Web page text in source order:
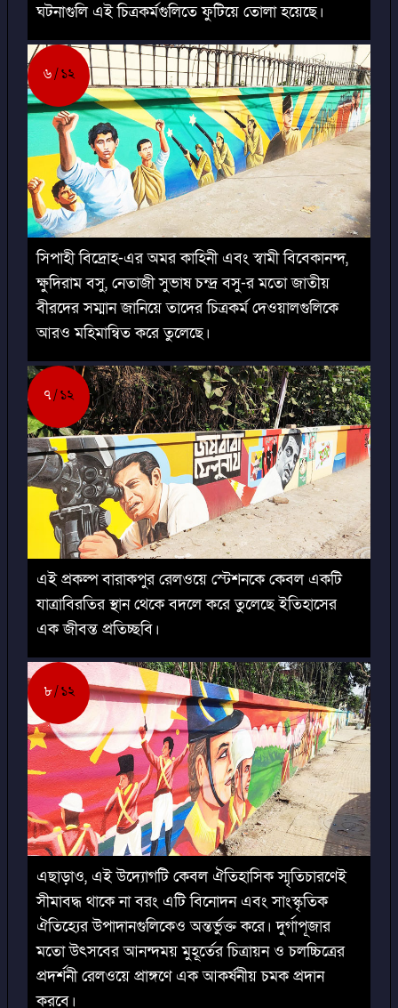
ঘটনাগুলি এই চিত্রকর্মগুলিতে ফুটিয়ে তোলা হয়েছে।
৬ ১২
সিপাহী বিদ্রোহ-এর অমর কাহিনী এবং স্বামী বিবেকানন্দ,
ক্ষুদিরাম বসু, নেতাজী সুভাষ চন্দ্র বসু-র মতো জাতীয়
বীরদের সম্মান জানিয়ে তাদের চিত্রকর্ম দেওয়ালগুলিকে
আরও মহিমান্বিত করে তুলেছে।
৭ ১২
এই প্রকল্প বারাকপুর রেলওয়ে স্টেশনকে কেবল একটি
যাত্রাবিরতির স্থান থেকে বদলে করে তুলেছে ইতিহাসের
এক জীবন্ত প্রতিচ্ছবি।
৮ ১২
এছাড়াও, এই উদ্যোগটি কেবল ঐতিহাসিক স্মৃতিচারণেই
সীমাবদ্ধ থাকে না বরং এটি বিনোদন এবং সাংস্কৃতিক
ঐতিহ্যের উপাদানগুলিকেও অন্তর্ভুক্ত করে। দুর্গাপূজার
মতো উৎসবের আনন্দময় মুহূর্তের চিত্রায়ন ও চলচ্চিত্রের
প্রদর্শনী রেলওয়ে প্রাঙ্গণে এক আকর্ষনীয় চমক প্রদান
করবে।